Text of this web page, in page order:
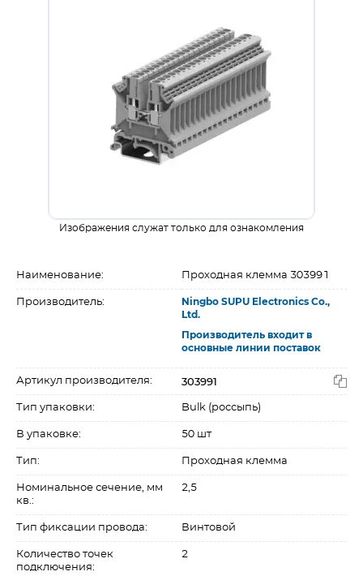
Изображения служат только для ознакомления
Наименование: Проходная клемма 303991
Производитель:
Ningbo SUPU Electronics Co.,
Ltd.
Производитель входит в
основные линии поставок
Артикул производителя: 303991
Тип упаковки: Bulk (россыпь)
В упаковке: 50 шт
Тип: Проходная клемма
Номинальное сечение, мм
кв.:
2,5
Тип фиксации провода: Винтовой
Количество точек
подключения:
2